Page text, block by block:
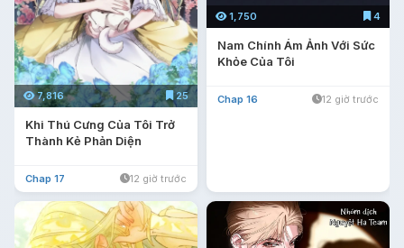
7,816 25
Khi Thú Cưng Của Tôi Trở
Thành Kẻ Phản Diện
Chap 17 12 giờ trước
1,750 4
Nam Chính Ám Ảnh Với Sức
Khỏe Của Tôi
Chap 16 12 giờ trước